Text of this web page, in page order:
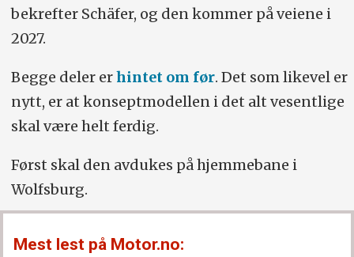
bekrefter Schäfer, og den kommer på veiene i
2027.
Begge deler erhintet om før. Det som likevel er
nytt, er at konseptmodellen i det alt vesentlige
skal være helt ferdig.
Først skal den avdukes på hjemmebane i
Wolfsburg.
Mest lest på Motor.no: